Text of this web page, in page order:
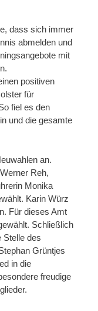
dass sich immer
abmelden und
mit
positiven
für
fiel es den
und die gesamte
an.
Reh,
Monika
Karin Würz
Für dieses Amt
Schließlich
Stelle des
Grüntjes
in die
freudige